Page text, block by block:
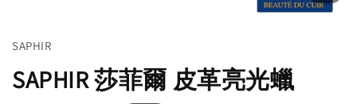
SAPHIR
SAPHIR 莎菲爾 皮革亮光蠟